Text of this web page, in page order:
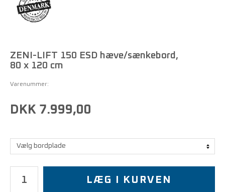
ZENI-LIFT 150 ESD hæve/sænkebord,
80 x 120 cm
Varenummer:
DKK 7.999,00
LÆG I KURVEN